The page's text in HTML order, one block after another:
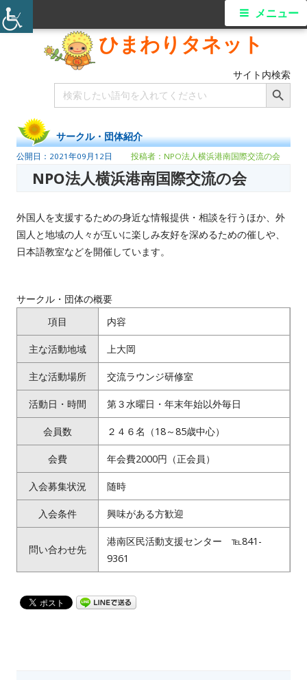
ひまわりタネット
サイト内検索
Search
for:
Search Button
メニュー
サークル・団体紹介
2021年09月12日 NPO法人横浜港南国際交流の会
NPO法人横浜港南国際交流の会
外国人を支援するための身近な情報提供・相談を行うほか、外
国人と地域の人々が互いに楽しみ友好を深めるための催しや、
日本語教室などを開催しています。
サークル・団体の概要
項目
内容
主な活動地域 上大岡
主な活動場所 交流ラウンジ研修室
活動日・時間 第３水曜日・年末年始以外毎日
会員数 ２４６名（18～85歳中心）
会費 年会費2000円（正会員）
入会募集状況 随時
入会条件 興味がある方歓迎
問い合わせ先
港南区民活動支援センター ℡841-
9361